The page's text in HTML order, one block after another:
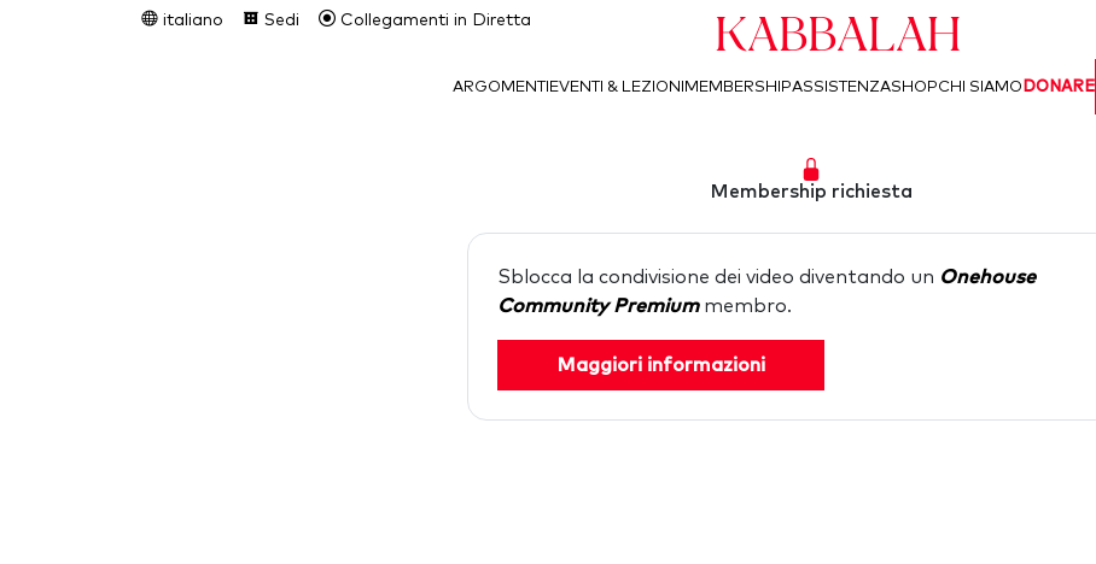
italiano Sedi Collegamenti in Diretta Kabbalah
ARGOMENTI EVENTI & LEZIONI MEMBERSHIPASSISTENZASHOPCHI SIAMO DONARE
Membership richiesta
Sblocca la condivisione dei video diventando un Onehouse
Community Premium membro.
Maggiori informazioni